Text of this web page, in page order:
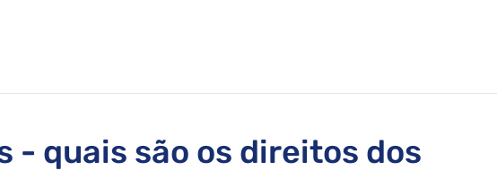
- quais são os direitos dos